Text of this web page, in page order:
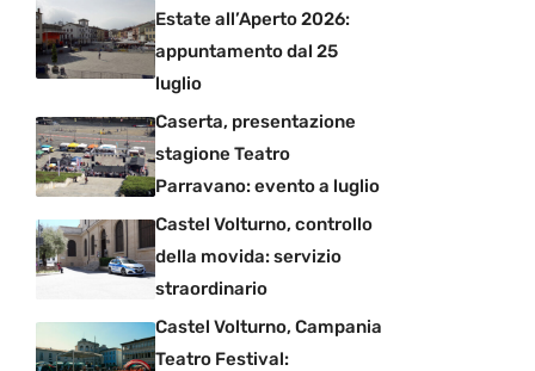
Estate all’Aperto 2026:
appuntamento dal 25
luglio
Caserta, presentazione
stagione Teatro
Parravano: evento a luglio
Castel Volturno, controllo
della movida: servizio
straordinario
Castel Volturno, Campania
Teatro Festival: